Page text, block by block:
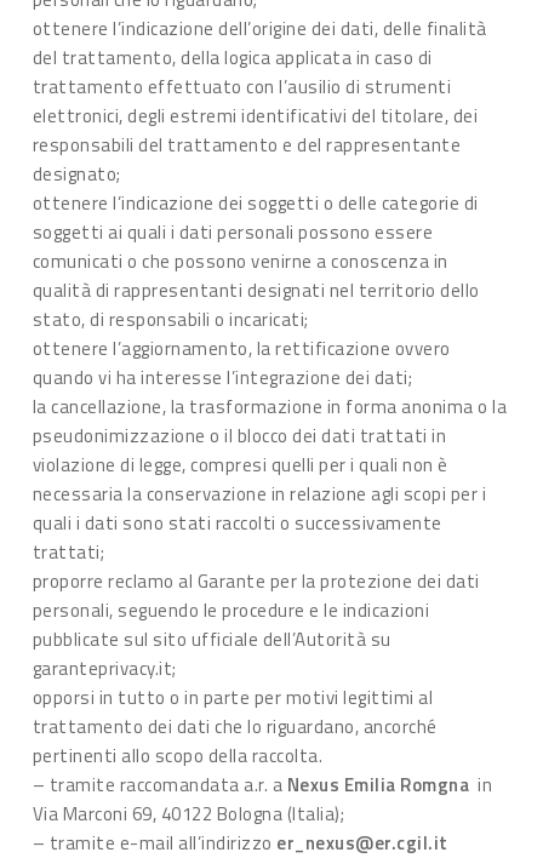
ottenere l’indicazione dell’origine dei dati, delle finalità
del trattamento, della logica applicata in caso di
trattamento effettuato con l’ausilio di strumenti
elettronici, degli estremi identificativi del titolare, dei
responsabili del trattamento e del rappresentante
designato;
ottenere l’indicazione dei soggetti o delle categorie di
soggetti ai quali i dati personali possono essere
comunicati o che possono venirne a conoscenza in
qualità di rappresentanti designati nel territorio dello
stato, di responsabili o incaricati;
ottenere l’aggiornamento, la rettificazione ovvero
quando vi ha interesse l’integrazione dei dati;
la cancellazione, la trasformazione in forma anonima o la
pseudonimizzazione o il blocco dei dati trattati in
violazione di legge, compresi quelli per i quali non è
necessaria la conservazione in relazione agli scopi per i
quali i dati sono stati raccolti o successivamente
trattati;
proporre reclamo al Garante per la protezione dei dati
personali, seguendo le procedure e le indicazioni
pubblicate sul sito ufficiale dell’Autorità su
garanteprivacy.it;
opporsi in tutto o in parte per motivi legittimi al
trattamento dei dati che lo riguardano, ancorché
pertinenti allo scopo della raccolta.
– tramite raccomandata a.r. a Nexus Emilia Romgna in
Via Marconi 69, 40122 Bologna (Italia);
– tramite e-mail all’indirizzo er_nexus@er.cgil.it